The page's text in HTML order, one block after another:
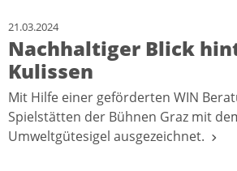
21.03.2024
Nachhaltiger Blick
Kulissen
Mit Hilfe einer geförderten WIN
Spielstätten der Bühnen Graz mit
Umweltgütesigel ausgezeichnet.